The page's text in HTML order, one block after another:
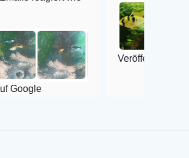
Veröffentlicht auf Google